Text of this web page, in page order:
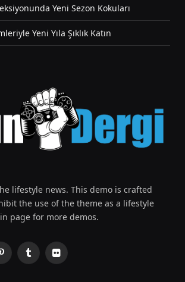
Yeni Sezon Kokuları
Yeni Yıla Şıklık Katın
lifestyle news. This demo is crafted
the use of the theme as a lifestyle
page for more demos.
PinterestTumblrFlickr